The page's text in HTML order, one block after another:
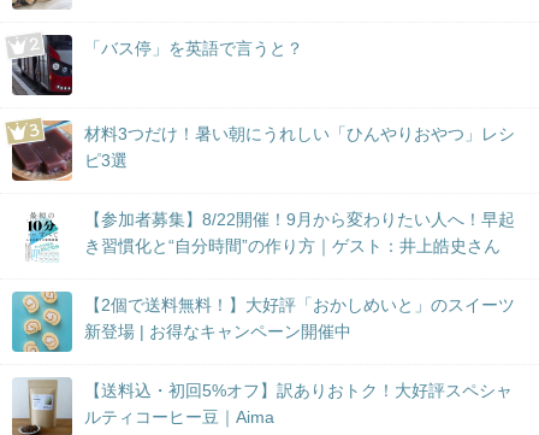
「バス停」を英語で言うと？
材料3つだけ！暑い朝にうれしい「ひんやりおやつ」レシ
ピ3選
【参加者募集】8/22開催！9月から変わりたい人へ！早起
き習慣化と“自分時間”の作り方｜ゲスト：井上皓史さん
【2個で送料無料！】大好評「おかしめいと」のスイーツ
新登場 | お得なキャンペーン開催中
【送料込・初回5%オフ】訳ありおトク！大好評スペシャ
ルティコーヒー豆｜Aima